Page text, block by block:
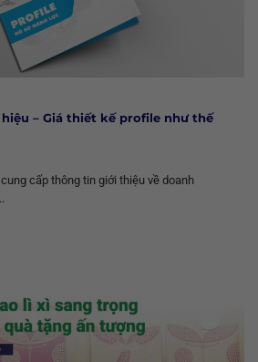
– Giá thiết kế profile như thế
cấp thông tin giới thiệu về doanh